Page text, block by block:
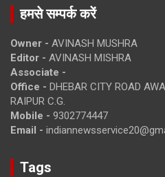
हमसे सम्पर्क करें
Owner - AVINASH MUSHRA
Editor - AVINASH MISHRA
Associate -
Office - DHEBAR CITY ROAD
RAIPUR C.G.
Mobile - 9302774447
Email -
Tags